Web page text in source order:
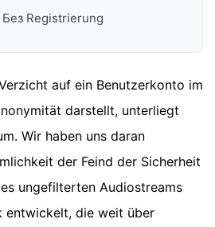
Registrierung
auf ein Benutzerkonto im
darstellt, unterliegt
Wir haben uns daran
der Feind der Sicherheit
ungefilterten Audiostreams
entwickelt, die weit über